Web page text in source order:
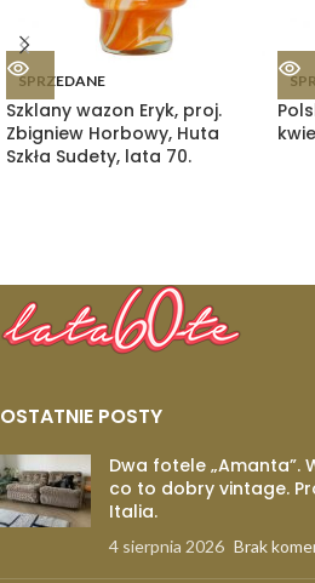
SPRZEDANE
Szklany wazon Eryk, proj.
Zbigniew Horbowy, Huta
Szkła Sudety, lata 70.
OSTATNIE POSTY
Dwa fotele „Amanta”.
co to dobry vintage.
Italia.
4 sierpnia 2026 Brak